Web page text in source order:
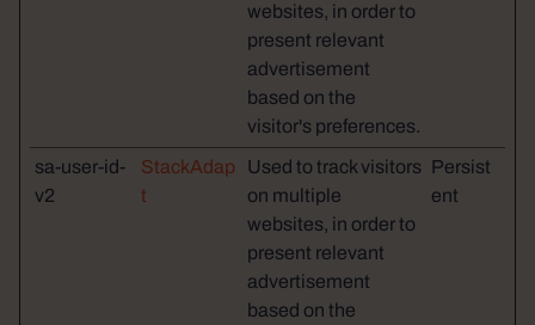
websites, in order to
present relevant
advertisement
based on the
visitor's preferences.
sa-user-id-
v2
StackAdap
t
Used to track visitors
on multiple
websites, in order to
present relevant
advertisement
based on the
Persist
ent